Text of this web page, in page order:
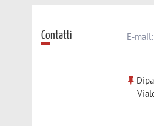
Contatti E-mail: